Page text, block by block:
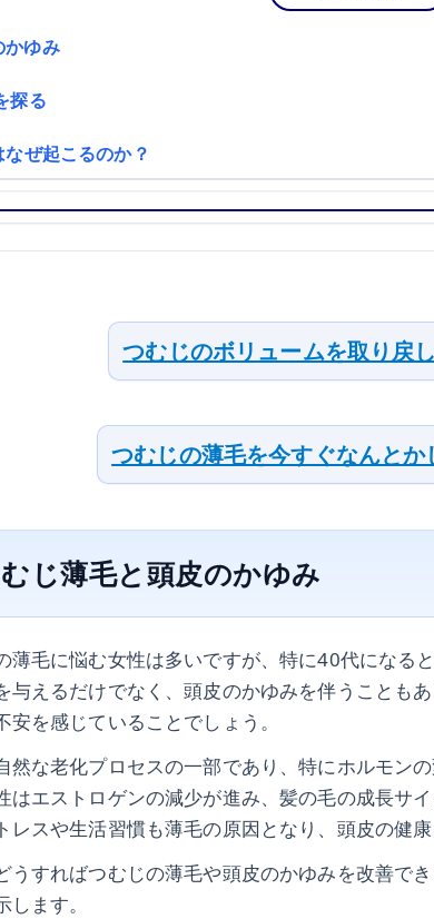
かゆみ
探る
ぜ起こるのか？
つむじのボリュームを取り戻
つむじの薄毛を今すぐなんとか
じ薄毛と頭皮のかゆみ
薄毛に悩む女性は多いですが、特に40代になる
与えるだけでなく、頭皮のかゆみを伴うことも
安を感じていることでしょう。
然な老化プロセスの一部であり、特にホルモン
はエストロゲンの減少が進み、髪の毛の成長サ
レスや生活習慣も薄毛の原因となり、頭皮の健康
うすればつむじの薄毛や頭皮のかゆみを改善で
ます。